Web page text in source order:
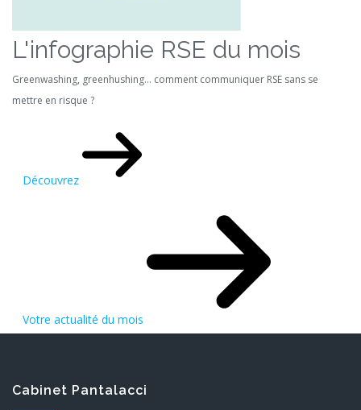
L'infographie RSE du mois
Greenwashing, greenhushing… comment communiquer RSE sans se
mettre en risque ?
Découvrez
Votre actualité du mois
Cabinet Pantalacci